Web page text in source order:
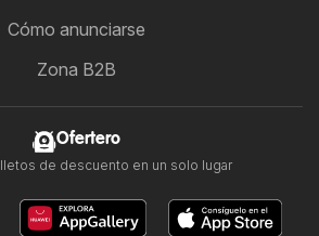
Cómo anunciarse
Zona B2B
Ofertero
de descuento en un solo lugar